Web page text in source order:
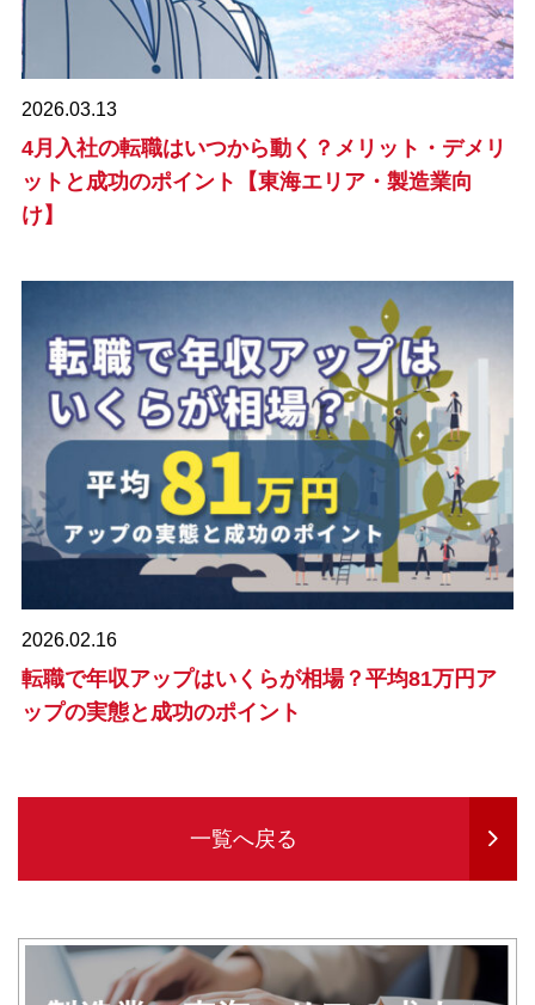
2026.03.13
4月入社の転職はいつから動く？メリット・デメリ
ットと成功のポイント【東海エリア・製造業向
け】
2026.02.16
転職で年収アップはいくらが相場？平均81万円ア
ップの実態と成功のポイント
一覧へ戻る